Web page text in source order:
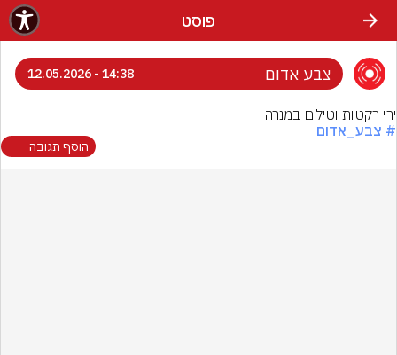
פוסט
צבע אדום 14:38 - 12.05.2026
ירי רקטות וטילים במנרה
# צבע_אדום
הוסף תגובה